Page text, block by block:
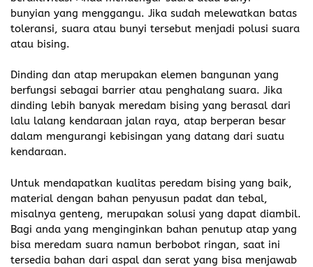
bunyian yang menggangu. Jika sudah melewatkan batas
toleransi, suara atau bunyi tersebut menjadi polusi suara
atau bising.
Dinding dan atap merupakan elemen bangunan yang
berfungsi sebagai barrier atau penghalang suara. Jika
dinding lebih banyak meredam bising yang berasal dari
lalu lalang kendaraan jalan raya, atap berperan besar
dalam mengurangi kebisingan yang datang dari suatu
kendaraan.
Untuk mendapatkan kualitas peredam bising yang baik,
material dengan bahan penyusun padat dan tebal,
misalnya genteng, merupakan solusi yang dapat diambil.
Bagi anda yang menginginkan bahan penutup atap yang
bisa meredam suara namun berbobot ringan, saat ini
tersedia bahan dari aspal dan serat yang bisa menjawab